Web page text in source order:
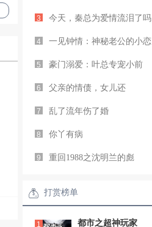
3 今天，秦总为爱情流泪了吗
4 一见钟情：神秘老公的小恋
5 豪门溺爱：叶总专宠小前
6 父亲的情债，女儿还
7 乱了流年伤了婚
8 你丫有病
9 重回1988之沈明兰的彪
打赏榜单
1 都市之超神玩家